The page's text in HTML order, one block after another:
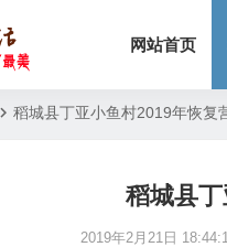
网站首页
稻城县丁亚小鱼村2019年恢复
稻城县丁
2019年2月21日